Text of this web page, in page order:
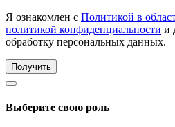
Я ознакомлен с Политикой в
политикой конфиденциальности и
обработку персональных данных.
Получить
Выберите свою роль